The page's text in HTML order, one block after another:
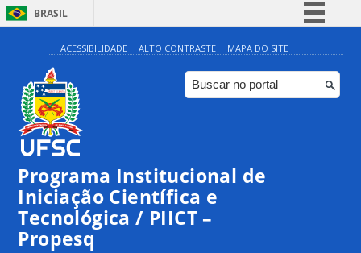
BRASIL
Simplifique!
Comunica BR
Participe
Canais
ACESSIBILIDADE ALTO CONTRASTE MAPA DO SITE
Programa Institucional de
Iniciação Científica e
Tecnológica / PIICT –
Propesq